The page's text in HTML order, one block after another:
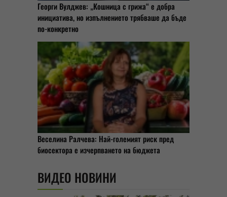
Георги Вулджев: „Кошница с грижа“ е добра
инициатива, но изпълнението трябваше да бъде
по-конкретно
Веселина Ралчева: Най-големият риск пред
биосектора е изчерпването на бюджета
ВИДЕО НОВИНИ